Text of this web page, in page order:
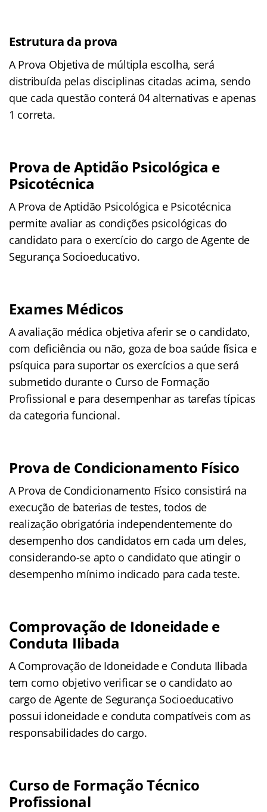
Estrutura da prova
A Prova Objetiva de múltipla escolha, será
distribuída pelas disciplinas citadas acima, sendo
que cada questão conterá 04 alternativas e apenas
1 correta.
Prova de Aptidão Psicológica e
Psicotécnica
A Prova de Aptidão Psicológica e Psicotécnica
permite avaliar as condições psicológicas do
candidato para o exercício do cargo de Agente de
Segurança Socioeducativo.
Exames Médicos
A avaliação médica objetiva aferir se o candidato,
com deficiência ou não, goza de boa saúde física e
psíquica para suportar os exercícios a que será
submetido durante o Curso de Formação
Profissional e para desempenhar as tarefas típicas
da categoria funcional.
Prova de Condicionamento Físico
A Prova de Condicionamento Físico consistirá na
execução de baterias de testes, todos de
realização obrigatória independentemente do
desempenho dos candidatos em cada um deles,
considerando-se apto o candidato que atingir o
desempenho mínimo indicado para cada teste.
Comprovação de Idoneidade e
Conduta Ilibada
A Comprovação de Idoneidade e Conduta Ilibada
tem como objetivo verificar se o candidato ao
cargo de Agente de Segurança Socioeducativo
possui idoneidade e conduta compatíveis com as
responsabilidades do cargo.
Curso de Formação Técnico
Profissional